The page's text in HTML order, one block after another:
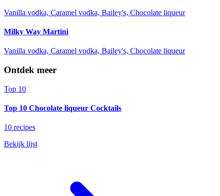
Vanilla vodka, Caramel vodka, Bailey's, Chocolate liqueur
Milky Way Martini
Vanilla vodka, Caramel vodka, Bailey's, Chocolate liqueur
Ontdek meer
Top 10
Top 10 Chocolate liqueur Cocktails
10 recipes
Bekijk lijst